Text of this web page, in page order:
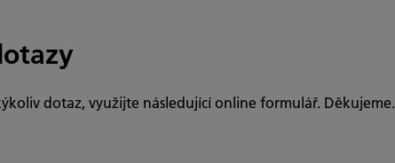
dotaz, využijte následující online formulář. Děkujeme.